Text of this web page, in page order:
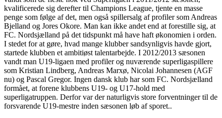
kvalificerede sig derefter til Champions League, tjente en masse
penge som følge af det, men også spillersalg af profiler som Andreas
Bjelland og Jores Okore. Man kan ikke andet end at forestille sig, at
FC. Nordsjælland på det tidspunkt må have haft økonomien i orden.
I stedet for at gøre, hvad mange klubber sandsynligvis havde gjort,
startede klubben et ambitiøst talentarbejde. I 2012/2013 sæsonen
vandt man U19-ligaen med profiler og nuværende superligaspillere
som Kristian Lindberg, Andreas Marxø, Nicolai Johannesen (AGF
nu) og Pascal Gregor. Ingen dansk klub har som FC. Nordsjælland
formået, at forene klubbens U19- og U17-hold med
superligatruppen. Derfor var der naturligvis store forventninger til de
forsvarende U19-mestre inden sæsonen løb af sporet..